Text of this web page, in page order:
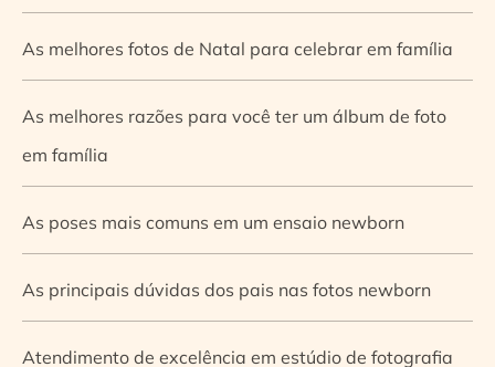
As melhores fotos de Natal para celebrar em família
As melhores razões para você ter um álbum de foto
em família
As poses mais comuns em um ensaio newborn
As principais dúvidas dos pais nas fotos newborn
Atendimento de excelência em estúdio de fotografia